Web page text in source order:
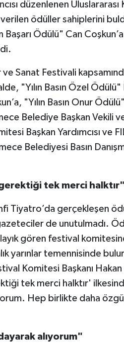
düzenlenen Uluslararası
ödüller sahiplerini
Başarı Ödülü" Can Coşkun’a
Sanat Festivali
"Yılın Basın Özel Ödülü"
"Yılın Basın Onur
Belediye Başkan Vekili
Başkan Yardımcısı ve
Belediyesi Basın
tek merci halktır"
Tiyatro’da gerçekleşen
de unutulmadı.
gören festival
yarınlar temennisinde
Komitesi Başkanı
tek merci halktır'
Hep birlikte daha
alıyorum"